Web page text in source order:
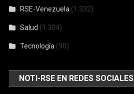
RSE-Venezuela (1.332)
Salud (1.304)
Tecnología (90)
NOTI-RSE EN REDES SOCIALES